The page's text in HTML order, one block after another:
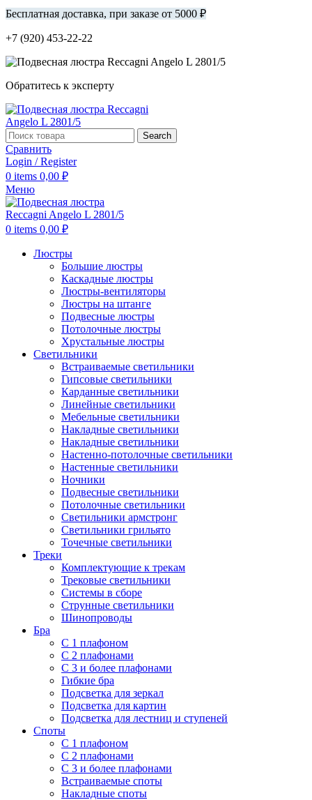
Бесплатная доставка, при заказе от 5000 ₽
+7 (920) 453-22-22
Обратитесь к эксперту
Search
Сравнить
Login / Register
0 items 0,00 ₽
Меню
0 items 0,00 ₽
Люстры
Большие люстры
Каскадные люстры
Люстры-вентиляторы
Люстры на штанге
Подвесные люстры
Потолочные люстры
Хрустальные люстры
Светильники
Встраиваемые светильники
Гипсовые светильники
Карданные светильники
Линейные светильники
Мебельные светильники
Накладные светильники
Накладные светильники
Настенно-потолочные светильники
Настенные светильники
Ночники
Подвесные светильники
Потолочные светильники
Светильники армстронг
Светильники грильято
Точечные светильники
Треки
Комплектующие к трекам
Трековые светильники
Системы в сборе
Струнные светильники
Шинопроводы
Бра
С 1 плафоном
С 2 плафонами
С 3 и более плафонами
Гибкие бра
Подсветка для зеркал
Подсветка для картин
Подсветка для лестниц и ступеней
Споты
С 1 плафоном
С 2 плафонами
С 3 и более плафонами
Встраиваемые споты
Накладные споты